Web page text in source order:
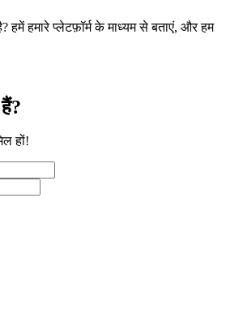
हमें हमारे प्लेटफ़ॉर्म के माध्यम से बताएं, और हम
हों!